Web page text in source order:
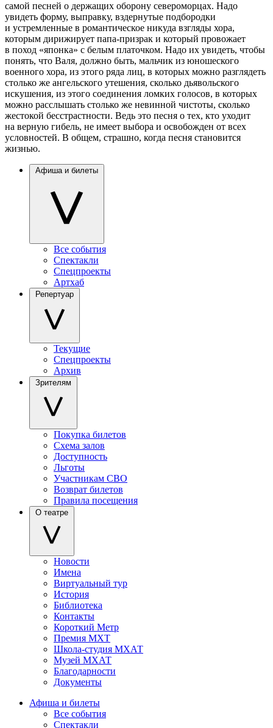
самой песней о держащих оборону североморцах. Надо
увидеть форму, выправку, вздернутые подбородки
и устремленные в романтическое никуда взгляды хора,
которым дирижирует папа-призрак и который провожает
в поход «японка» с белым платочком. Надо их увидеть, чтобы
понять, что Валя, должно быть, мальчик из юношеского
военного хора, из этого ряда лиц, в которых можно разглядеть
столько же ангельского утешения, сколько дьявольского
искушения, из этого соединения ломких голосов, в которых
можно расслышать столько же невинной чистоты, сколько
жестокой бесстрастности. Ведь это песня о тех, кто уходит
на верную гибель, не имеет выбора и освобожден от всех
условностей. В общем, страшно, когда песня становится
жизнью.
Афиша и билеты
Все события
Спектакли
Спецпроекты
Артхаб
Репертуар
Текущие
Спецпроекты
Архив
Зрителям
Покупка билетов
Схема залов
Доступность
Льготы
Участникам СВО
Возврат билетов
Правила посещения
О театре
Новости
Имена
Виртуальный тур
История
Библиотека
Контакты
Короткий Метр
Премия МХТ
Школа-студия МХАТ
Музей МХАТ
Благодарности
Документы
Афиша и билеты
Все события
Спектакли